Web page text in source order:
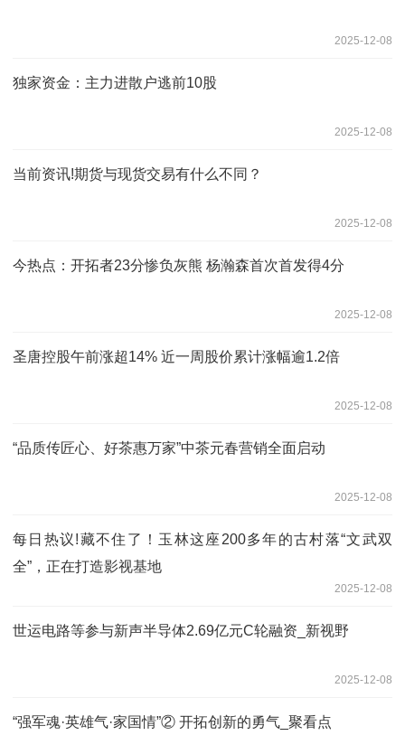
2025-12-08
独家资金：主力进散户逃前10股
2025-12-08
当前资讯!期货与现货交易有什么不同？
2025-12-08
今热点：开拓者23分惨负灰熊 杨瀚森首次首发得4分
2025-12-08
圣唐控股午前涨超14% 近一周股价累计涨幅逾1.2倍
2025-12-08
“品质传匠心、好茶惠万家”中茶元春营销全面启动
2025-12-08
每日热议!藏不住了！玉林这座200多年的古村落“文武双
全”，正在打造影视基地
2025-12-08
世运电路等参与新声半导体2.69亿元C轮融资_新视野
2025-12-08
“强军魂·英雄气·家国情”② 开拓创新的勇气_聚看点